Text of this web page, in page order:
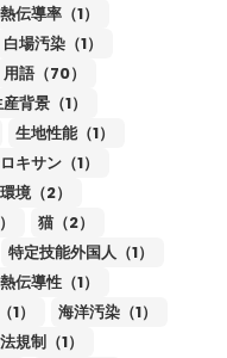
伝導率（1）
白場汚染（1）
用語（70）
背景（1）
生地性能（1）
キサン（1）
環境（2）
猫（2）
特定技能外国人（1）
熱伝導性（1）
）
海洋汚染（1）
法規制（1）